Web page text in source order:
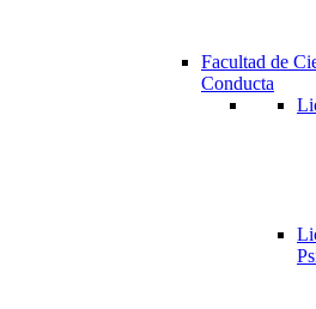
Facultad de
Conducta